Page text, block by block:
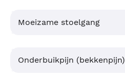
Moeizame stoelgang
Onderbuikpijn (bekkenpijn)